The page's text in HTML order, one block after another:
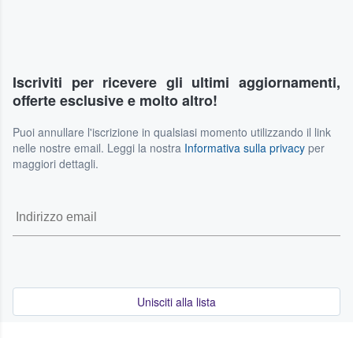
Iscriviti per ricevere gli ultimi aggiornamenti,
offerte esclusive e molto altro!
Puoi annullare l'iscrizione in qualsiasi momento utilizzando il link
nelle nostre email. Leggi la nostra Informativa sulla privacy per
maggiori dettagli.
Unisciti alla lista